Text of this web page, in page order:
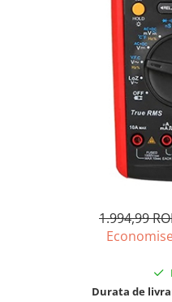
Acumulatori de stocare
Componente sisteme de
1.994,99
Durata de